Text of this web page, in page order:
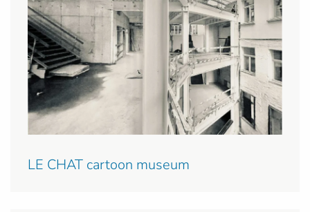
LE CHAT cartoon museum